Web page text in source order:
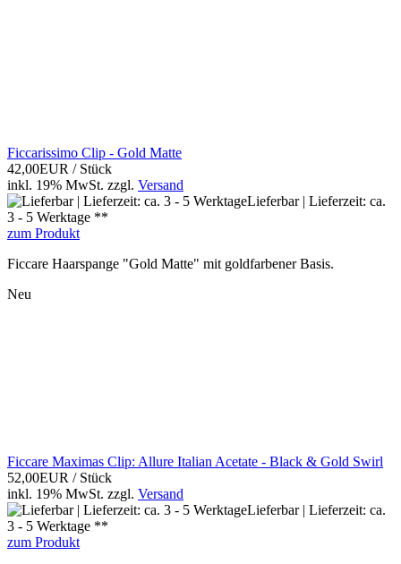
Ficcarissimo Clip - Gold Matte
42,00EUR / Stück
inkl. 19% MwSt. zzgl. Versand
Lieferbar | Lieferzeit: ca.
3 - 5 Werktage **
zum Produkt
Ficcare Haarspange "Gold Matte" mit goldfarbener Basis.
Neu
Ficcare Maximas Clip: Allure Italian Acetate - Black & Gold Swirl
52,00EUR / Stück
inkl. 19% MwSt. zzgl. Versand
Lieferbar | Lieferzeit: ca.
3 - 5 Werktage **
zum Produkt